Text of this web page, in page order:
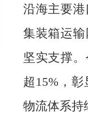
沿海主要
集装箱运
坚实支撑
超15%，
物流体系持